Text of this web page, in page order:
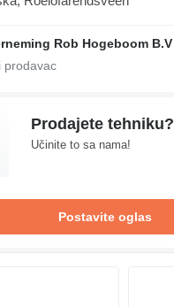
Rob Hogeboom B.V
Prodajete tehniku?
Učinite to sa nama!
Postavite oglas